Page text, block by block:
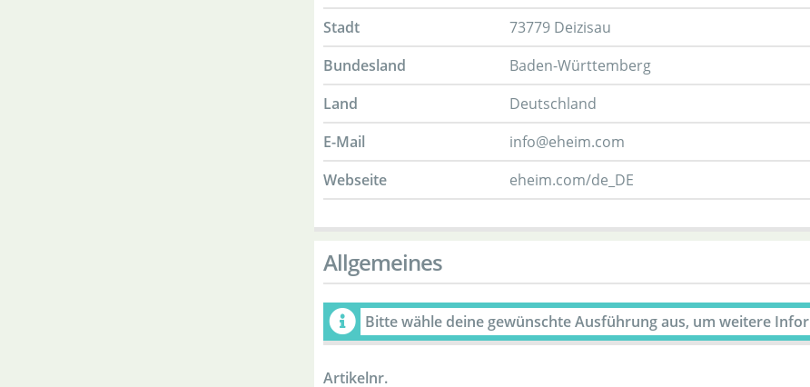
Stadt
73779 Deizisau
Bundesland
Baden-Württemberg
Land
Deutschland
E-Mail
info@eheim.com
Webseite
eheim.com/de_DE
Allgemeines
Bitte wähle deine gewünschte Ausführung aus, um weitere
Artikelnr.